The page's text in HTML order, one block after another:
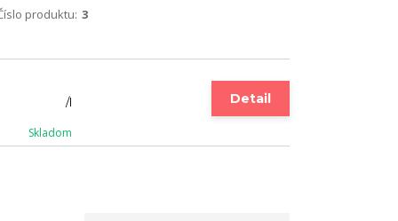
produktu: 3
/l
Skladom
Detail